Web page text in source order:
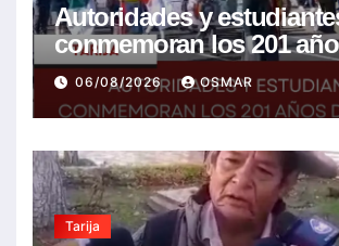
Autoridades y
conmemoran los 201
Bolivia con la esperanza
mejor futuro
06/08/2026 OSMAR
Tarija